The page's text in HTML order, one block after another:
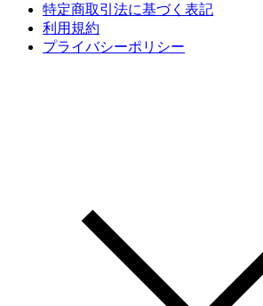
特定商取引法に基づく表記
利用規約
プライバシーポリシー